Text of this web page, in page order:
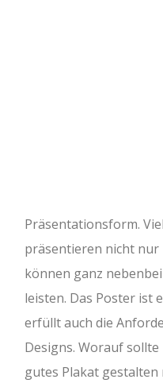
Präsentationsform.
präsentieren nicht
können ganz
leisten. Das Poster ist
erfüllt auch die
Designs. Worauf
gutes Plakat gestalten